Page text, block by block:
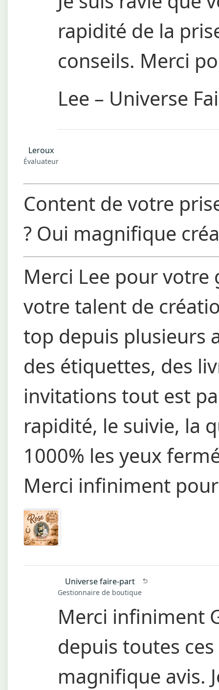
rapidité de la
conseils. Merci
Lee – Universe
Leroux
Évaluateur
Content de votre
? Oui magnifique
Merci Lee pour
votre talent de
top depuis plusieurs
des étiquettes, des
invitations tout est
rapidité, le suivie, la
1000% les yeux
Merci infiniment
Universe faire-part
Gestionnaire de boutique
Merci infiniment
depuis toutes
magnifique avis.